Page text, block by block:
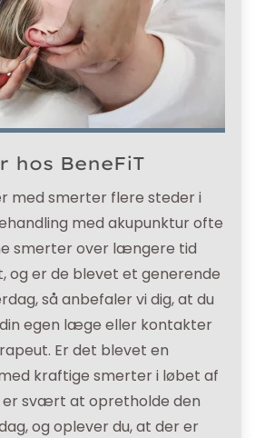
hos BeneFiT
med smerter flere steder i
med akupunktur ofte
smerter over længere tid
er de blevet et generende
så anbefaler vi dig, at du
egen læge eller kontakter
Er det blevet en
kraftige smerter i løbet af
er svært at opretholde den
og oplever du, at der er